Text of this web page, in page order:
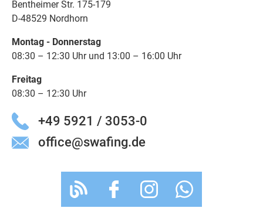
Bentheimer Str. 175-179
D-48529 Nordhorn
Montag - Donnerstag
08:30 – 12:30 Uhr und 13:00 – 16:00 Uhr
Freitag
08:30 – 12:30 Uhr
+49 5921 / 3053-0
office@swafing.de